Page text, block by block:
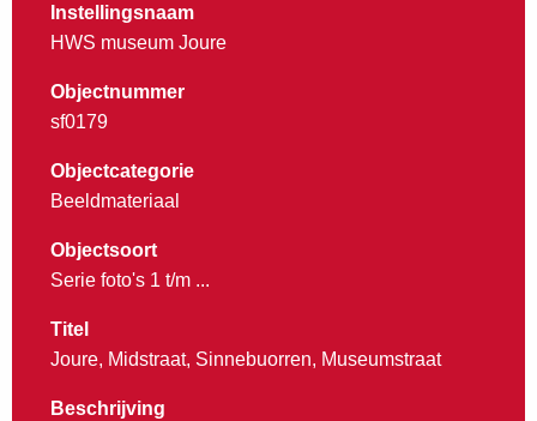
Instellingsnaam
HWS museum Joure
Objectnummer
sf0179
Objectcategorie
Beeldmateriaal
Objectsoort
Serie foto's 1 t/m ...
Titel
Joure, Midstraat, Sinnebuorren, Museumstraat
Beschrijving